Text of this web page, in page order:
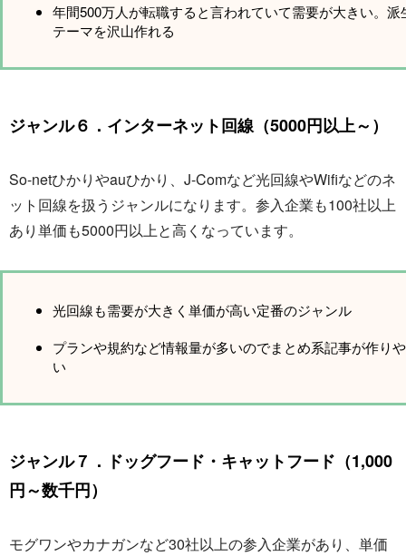
年間500万人が転職すると言われていて需要が大きい。派
テーマを沢山作れる
ジャンル６．インターネット回線（5000円以上～）
So-netひかりやauひかり、J-Comなど光回線やWifiなどのネ
ット回線を扱うジャンルになります。参入企業も100社以上
あり単価も5000円以上と高くなっています。
光回線も需要が大きく単価が高い定番のジャンル
プランや規約など情報量が多いのでまとめ系記事が作り
い
ジャンル７．ドッグフード・キャットフード（1,000
円～数千円）
モグワンやカナガンなど30社以上の参入企業があり、単価